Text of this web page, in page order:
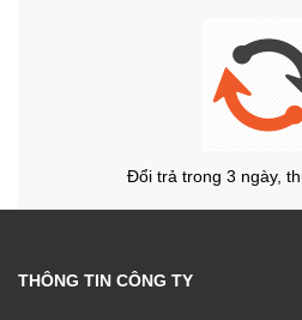
Đổi trả trong 3 ngày,
THÔNG TIN CÔNG TY